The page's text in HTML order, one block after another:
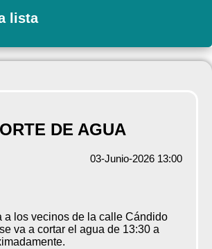
lista
DE AGUA
03-Junio-2026 13:00
a los vecinos de la calle Cándido
va a cortar el agua de 13:30 a